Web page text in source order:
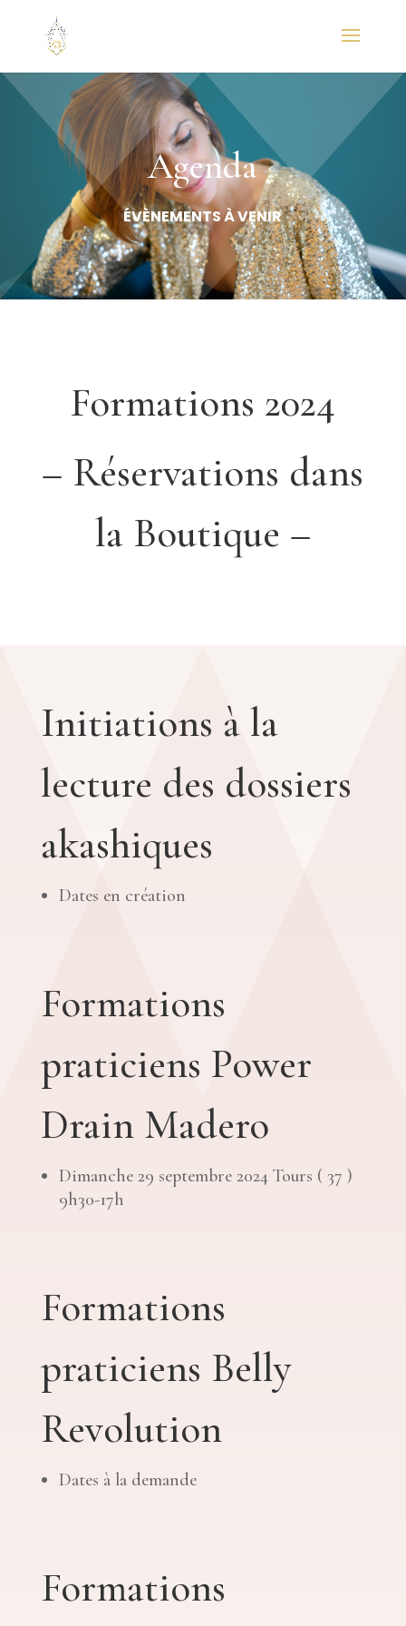
Agenda
ÉVÈNEMENTS À VENIR
Formations 2024
– Réservations dans
la Boutique –
Initiations à la
lecture des dossiers
akashiques
Dates en création
Formations
praticiens Power
Drain Madero
Dimanche 29 septembre 2024 Tours ( 37 )
9h30-17h
Formations
praticiens Belly
Revolution
Dates à la demande
Formations